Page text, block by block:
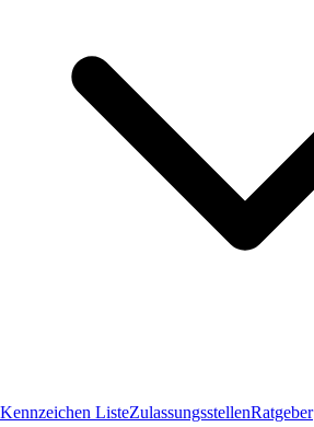
Kennzeichen ListeZulassungsstellenRatgeber